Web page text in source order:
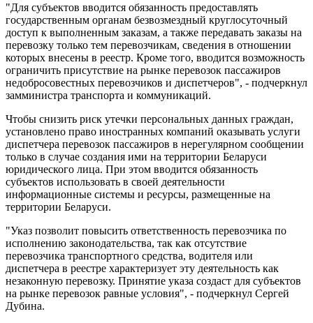
"Для субъектов вводится обязанность предоставлять
государственным органам безвозмездный круглосуточный
доступ к выполненным заказам, а также передавать заказы на
перевозку только тем перевозчикам, сведения в отношении
которых внесены в реестр. Кроме того, вводится возможность
ограничить присутствие на рынке перевозок пассажиров
недобросовестных перевозчиков и диспетчеров", - подчеркнул
замминистра транспорта и коммуникаций.
Чтобы снизить риск утечки персональных данных граждан,
установлено право иностранных компаний оказывать услуги
диспетчера перевозок пассажиров в нерегулярном сообщении
только в случае создания ими на территории Беларуси
юридического лица. При этом вводится обязанность
субъектов использовать в своей деятельности
информационные системы и ресурсы, размещенные на
территории Беларуси.
"Указ позволит повысить ответственность перевозчика по
исполнению законодательства, так как отсутствие
перевозчика транспортного средства, водителя или
диспетчера в реестре характеризует эту деятельность как
незаконную перевозку. Принятие указа создаст для субъектов
на рынке перевозок равные условия", - подчеркнул Сергей
Дубина.